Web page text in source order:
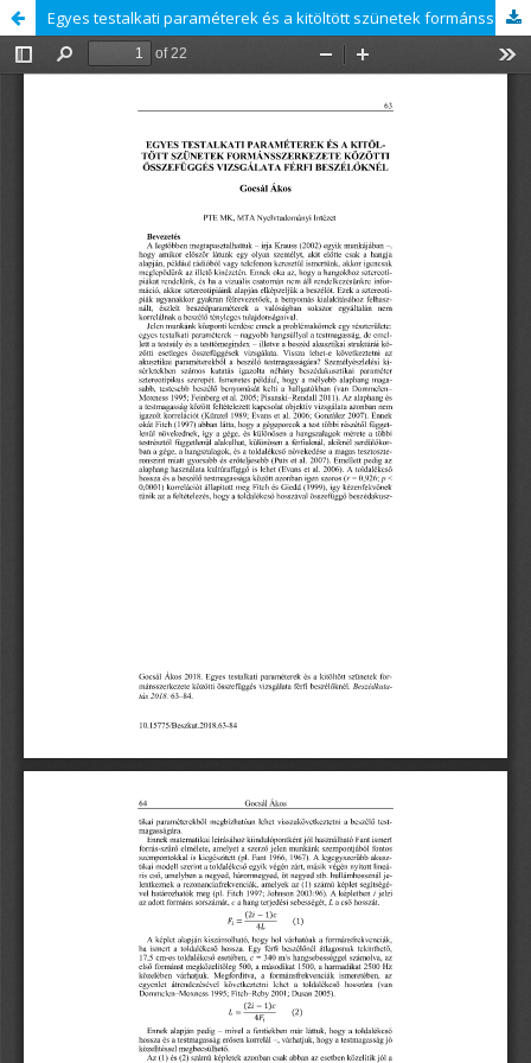
Egyes testalkati paraméterek és a kitöltött szünetek formánsszerkezete közötti összefüggés vizsgálata férfi beszélőknél